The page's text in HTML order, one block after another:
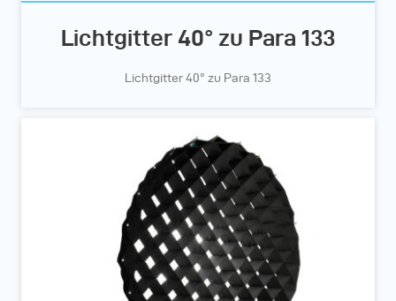
Lichtgitter 40° zu Para 133
Lichtgitter 40° zu Para 133